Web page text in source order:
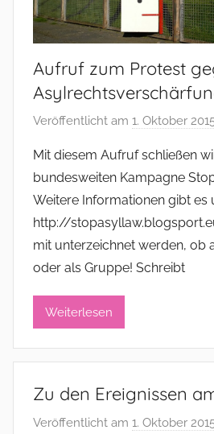
Aufruf zum Protest
Veröffentlicht am 1. Oktober
Mit diesem Aufruf schließen
bundesweiten Kampagne
Weitere Informationen gibt es
http://
mit unterzeichnet werden, ob
oder als Gruppe! Schreibt
Weiterlesen
Zu den Ereignissen
Veröffentlicht am 1. Oktober